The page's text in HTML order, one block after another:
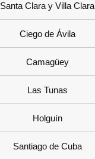
Santa Clara y Villa Clara
Ciego de Ávila
Camagüey
Las Tunas
Holguín
Santiago de Cuba